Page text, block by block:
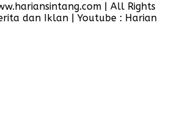
| All Rights
dan Iklan | Youtube : Harian